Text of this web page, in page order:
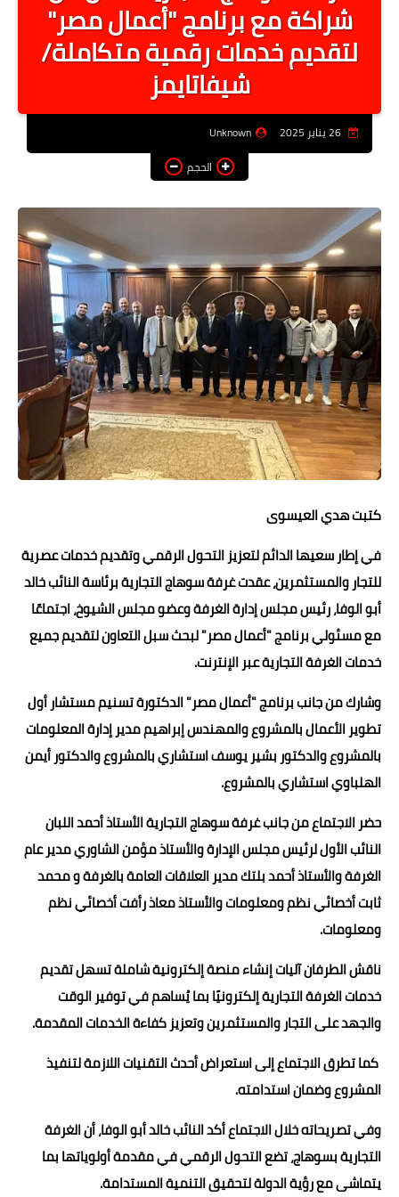
أخبار الرياصة
الطب البديل
منوعات
عاجل
الصحه
الطقس
معلومه قانونيه
تكنولوجيا المعلومات
حوادث وقضايا
خدمات
مقالات
شراكة مع برنامج "أعمال مصر"
لتقديم خدمات رقمية متكاملة/
شيفاتايمز
26 يناير 2025
Unknown
الحجم
كتبت هدي العيسوى
في إطار سعيها الدائم لتعزيز التحول الرقمي وتقديم خدمات عصرية
للتجار والمستثمرين، عقدت غرفة سوهاج التجارية برئاسة النائب خالد
أبو الوفا، رئيس مجلس إدارة الغرفة وعضو مجلس الشيوخ، اجتماعًا
مع مسئولي برنامج "أعمال مصر" لبحث سبل التعاون لتقديم جميع
خدمات الغرفة التجارية عبر الإنترنت.
وشارك من جانب برنامج "أعمال مصر" الدكتورة تسنيم مستشار أول
تطوير الأعمال بالمشروع والمهندس إبراهيم مدير إدارة المعلومات
بالمشروع والدكتور بشير يوسف استشاري بالمشروع والدكتور أيمن
الهلباوي استشاري بالمشروع.
حضر الاجتماع من جانب غرفة سوهاج التجارية الأستاذ أحمد اللبان
النائب الأول لرئيس مجلس الإدارة والأستاذ مؤمن الشاوري مدير عام
الغرفة والأستاذ أحمد بلتك مدير العلاقات العامة بالغرفة و محمد
ثابت أخصائي نظم ومعلومات والأستاذ معاذ رأفت أخصائي نظم
ومعلومات.
ناقش الطرفان آليات إنشاء منصة إلكترونية شاملة تسهل تقديم
خدمات الغرفة التجارية إلكترونيًا بما يُساهم في توفير الوقت
والجهد على التجار والمستثمرين وتعزيز كفاءة الخدمات المقدمة.
كما تطرق الاجتماع إلى استعراض أحدث التقنيات اللازمة لتنفيذ
المشروع وضمان استدامته.
وفي تصريحاته خلال الاجتماع أكد النائب خالد أبو الوفا، أن الغرفة
التجارية بسوهاج، تضع التحول الرقمي في مقدمة أولوياتها بما
يتماشى مع رؤية الدولة لتحقيق التنمية المستدامة.